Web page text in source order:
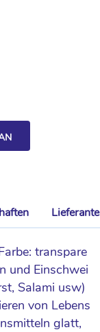
transpare
und Einschwei
Salami usw)
von Lebens
glatt,